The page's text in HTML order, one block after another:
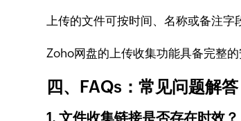
上传的文件可按时间、名称或备注字
Zoho网盘的上传收集功能具备完整
四、FAQs：常见问题解答
1. 文件收集链接是否存在时效？